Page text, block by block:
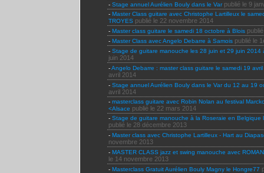
- Stage annuel Aurélien Bouly dans le Var publié le 9
- Master Class guitare avec Christophe Lartilleux le
TROYES publié le 22 novembre 2014
- Master class guitare le samedi 18 octobre à Blois
- Master Class avec Angelo Debarre à Samois publié le
- Stage de guitare manouche les 28 juin et 29 juin 2014
juin 2014
-Angelo Debarre : master class guitare le samedi 19
avril 2014
- Stage annuel Aurélien Bouly dans le Var du 12 au 19
avril 2014
- masterclass guitare avec Robin Nolan au festival
<Alsace publié le 22 mars 2014
- Stage de guitare manouche à la Roseraie en Belgique
publié le 28 décembre 2013
- Master class avec Christophe Lartilleux - Hart au
novembre 2013
- MASTER CLASS jazz et swing manouche avec
le 14 novembre 2013
- Masterclass Gratuit Aurélien Bouly Magny le Hongre77